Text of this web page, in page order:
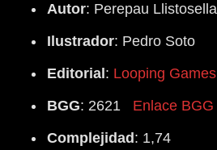
Autor: Perepau Llistosella
Ilustrador: Pedro Soto
Editorial: Looping Games
BGG: 2621 Enlace BGG
Complejidad: 1,74